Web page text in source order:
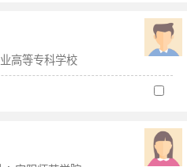
高等专科学校